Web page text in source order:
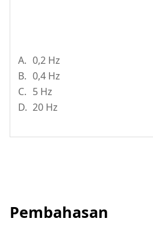
A. 0,2 Hz
B. 0,4 Hz
C. 5 Hz
D. 20 Hz
Pembahasan